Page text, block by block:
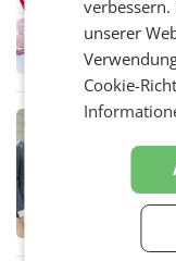
unserer
Cookie-